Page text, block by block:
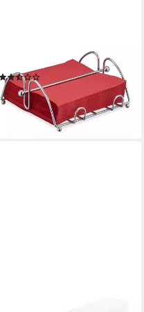
Serviettenhalter, Eisen
9,99 € UVP
-67%
lieferbar - in 2-3 Werktagen bei dir